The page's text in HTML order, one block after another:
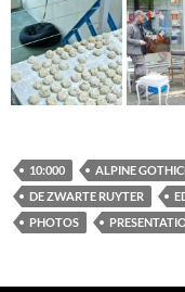
10:000 ALPINE
DE ZWARTE RUYTER
PHOTOS